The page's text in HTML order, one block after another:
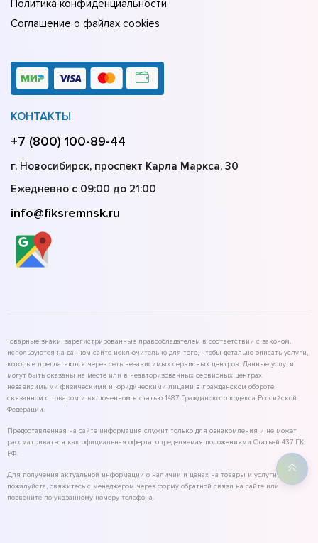
Политика конфиденциальности
Соглашение о файлах cookies
КОНТАКТЫ
+7 (800) 100-89-44
г. Новосибирск, проспект Карла Маркса, 30
Ежедневно с 09:00 до 21:00
info@fiksremnsk.ru
Товарные знаки, зарегистрированные правообладателем в соответствии с законом,
используются на данном сайте исключительно для того, чтобы детально описать услуги,
которые предлагаются через сеть независимых сервисных центров. Данные услуги
могут быть оказаны на месте или в неавторизованных сервисных центрах
независимыми физическими и юридическими лицами в гражданском обороте,
связанном с товаром и включенном в статью 1487 Гражданского кодекса Российской
Федерации.
Предоставленная на сайте информация служит только для ознакомления и не может
рассматриваться как официальная оферта, определяемая положениями Статьей 437 ГК
РФ.
Для получения актуальной информации о наличии и ценах на товары и услуги,
пожалуйста, свяжитесь с менеджером через форму обратной связи на сайте или
позвоните по указанному номеру телефона.